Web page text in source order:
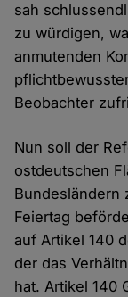
sah
zu würdigen,
anmutenden
Beobachter
Nun soll der
ostdeutschen
Bundesländern
Feiertag
auf Artikel 140
der das
hat. Artikel 140